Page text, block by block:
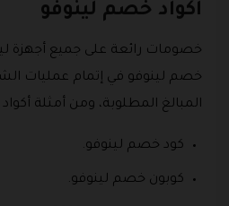
أكواد خصم لينوفو
خصومات رائعة على جميع أجهزة
خصم لينوفو في إتمام عمليات
المبالغ المطلوبة، ومن أمثلة
كود خصم لينوفو.
كوبون خصم لينوفو.